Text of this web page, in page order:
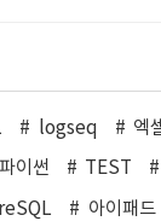
logseq 엑
파이썬 TEST
아이패드